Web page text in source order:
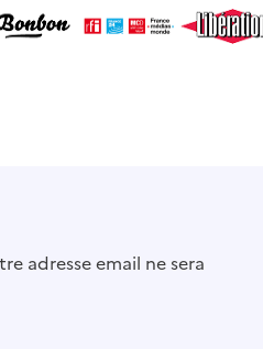
adresse email ne sera